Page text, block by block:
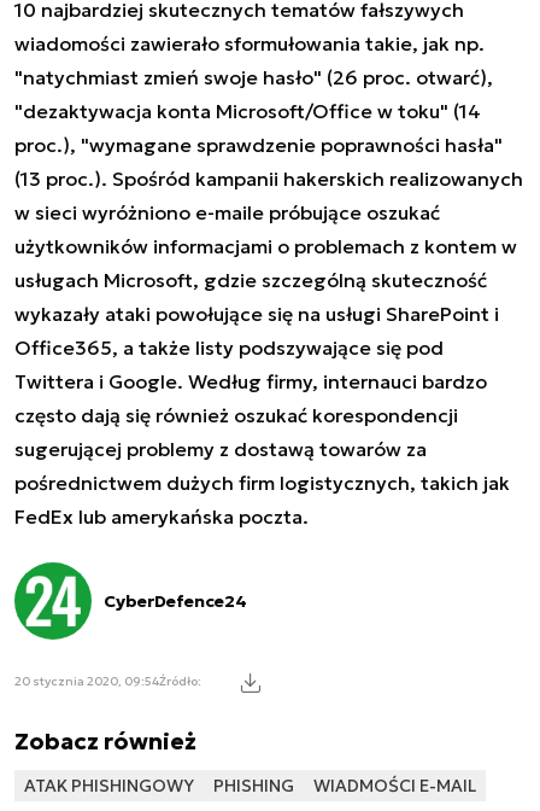
10 najbardziej skutecznych tematów fałszywych
wiadomości zawierało sformułowania takie, jak np.
"natychmiast zmień swoje hasło" (26 proc. otwarć),
"dezaktywacja konta Microsoft/Office w toku" (14
proc.), "wymagane sprawdzenie poprawności hasła"
(13 proc.). Spośród kampanii hakerskich realizowanych
w sieci wyróżniono e-maile próbujące oszukać
użytkowników informacjami o problemach z kontem w
usługach Microsoft, gdzie szczególną skuteczność
wykazały ataki powołujące się na usługi SharePoint i
Office365, a także listy podszywające się pod
Twittera i Google. Według firmy, internauci bardzo
często dają się również oszukać korespondencji
sugerującej problemy z dostawą towarów za
pośrednictwem dużych firm logistycznych, takich jak
FedEx lub amerykańska poczta.
CyberDefence24
20 stycznia 2020, 09:54Źródło:
Zobacz również
ATAK PHISHINGOWY PHISHING WIADMOŚCI E-MAIL